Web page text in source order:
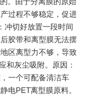
过程不够稳定，促进
冲切好放置一段时间
胶带和离型膜无法摆
区离型力不够，导致
和灰尘吸附。原因：
一个可配备清洁车
电PET离型膜原料。